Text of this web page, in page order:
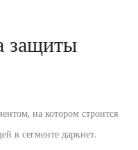
защиты
на котором строится
в сегменте даркнет.